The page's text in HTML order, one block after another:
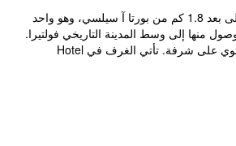
تقع Hotel Foresteria على بعد 1.8 كم من بورتا آ سيلسي، وهو واحد
منها إلى وسط المدينة التاريخي فولتيرا.
جميع الغرف واسعة وتحتوي على شرفة. تأتي الغرف في Hotel